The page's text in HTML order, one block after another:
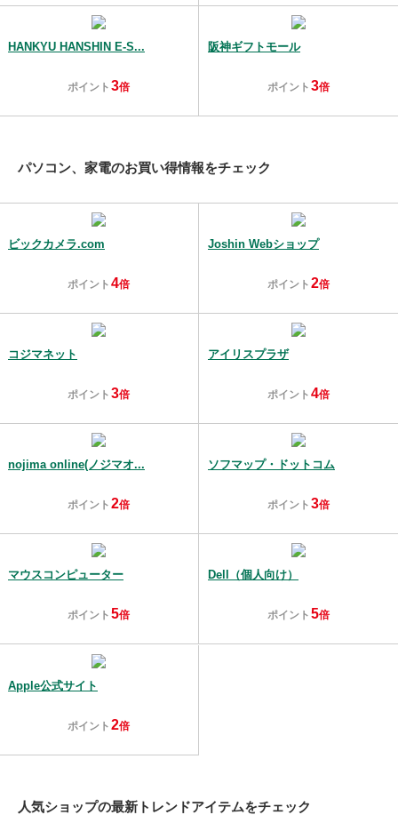
HANKYU HANSHIN E-S...
ポイント 3倍
阪神ギフトモール
ポイント 3倍
パソコン、家電のお買い得情報をチェック
ビックカメラ.com
ポイント 4倍
Joshin Webショップ
ポイント 2倍
コジマネット
ポイント 3倍
アイリスプラザ
ポイント 4倍
nojima online(ノジマオ...
ポイント 2倍
ソフマップ・ドットコム
ポイント 3倍
マウスコンピューター
ポイント 5倍
Dell（個人向け）
ポイント 5倍
Apple公式サイト
ポイント 2倍
人気ショップの最新トレンドアイテムをチェック